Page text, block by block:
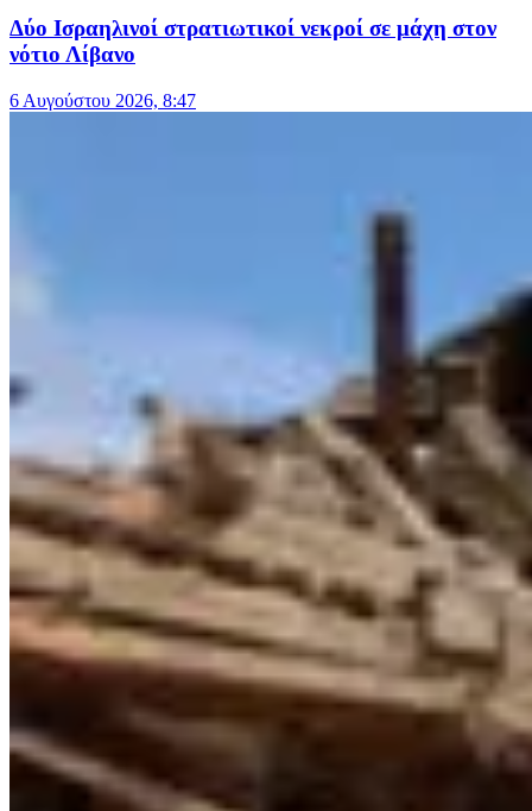
Δύο Ισραηλινοί στρατιωτικοί νεκροί σε μάχη στον
νότιο Λίβανο
6 Αυγούστου 2026, 8:47